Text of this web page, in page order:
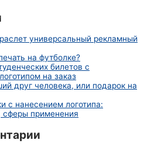
универсальный рекламный
на футболке?
билетов с
на заказ
друг человека, или подарок на
с нанесением логотипа:
применения